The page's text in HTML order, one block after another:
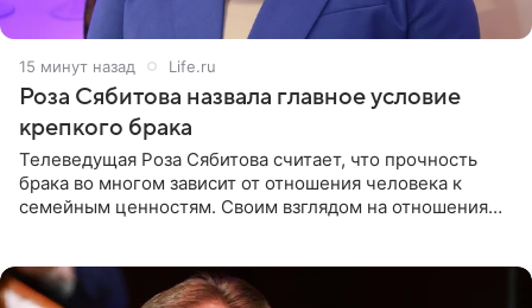
15 минут назад Life.ru
Роза Сябитова назвала главное условие
крепкого брака
Телеведущая Роза Сябитова считает, что прочность
брака во многом зависит от отношения человека к
семейным ценностям. Своим взглядом на отношения